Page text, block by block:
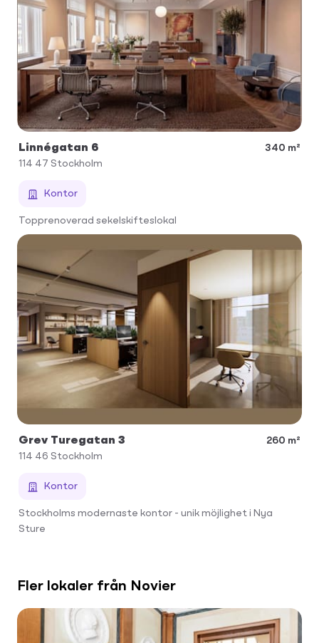
Linnégatan 6
340 m²
114 47 Stockholm
Kontor
Topprenoverad sekelskifteslokal
Grev Turegatan 3
260 m²
114 46 Stockholm
Kontor
Stockholms modernaste kontor - unik möjlighet i Nya
Sture
Fler lokaler från Novier